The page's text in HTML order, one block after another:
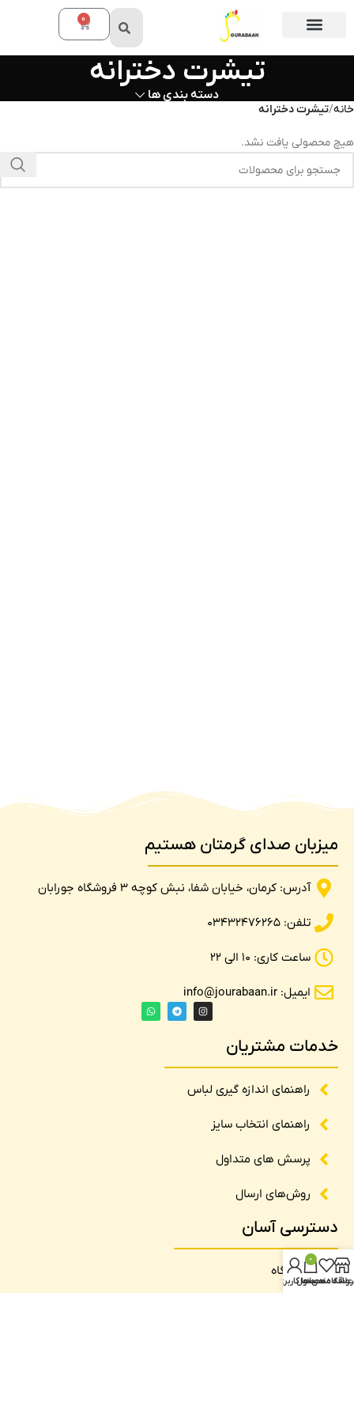
0
تیشرت دخترانه
دسته بندی ها
خانه تیشرت دخترانه
هیچ محصولی یافت نشد.
میزبان صدای گرمتان هستیم
آدرس: کرمان، خیابان شفا، نبش کوچه 3 فروشگاه جورابان
تلفن: 03432476265
ساعت کاری: 10 الی 22
ایمیل: info@jourabaan.ir
خدمات مشتریان
راهنمای اندازه گیری لباس
راهنمای انتخاب سایز
پرسش های متداول
روش‌های ارسال
دسترسی آسان
فروشگاه
علاقه مندی ها
0
محصول
حساب کاربری من